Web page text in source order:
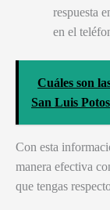
respuesta
en el
Cuáles son
San Luis
Con esta
manera efectiva
que tengas